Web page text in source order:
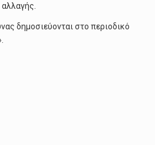
δημοσιεύονται στο περιοδικό